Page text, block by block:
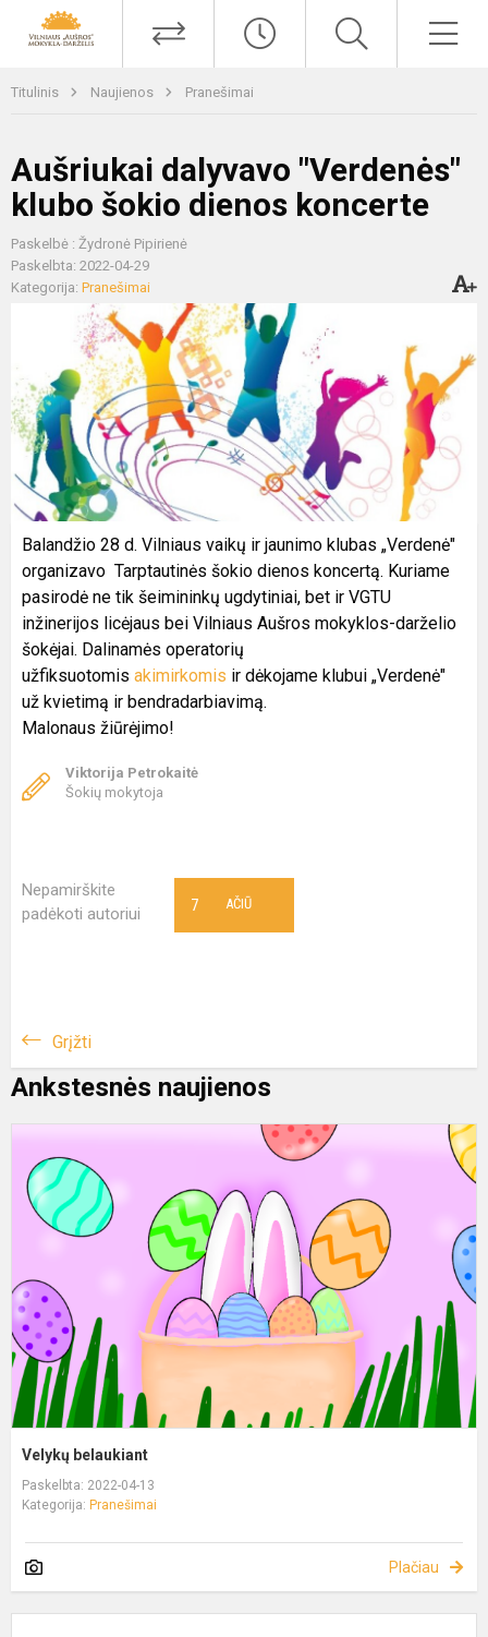
Titulinis Naujienos Pranešimai
Aušriukai dalyvavo "Verdenės"
klubo šokio dienos koncerte
Paskelbė : Žydronė Pipirienė
Paskelbta: 2022-04-29
Kategorija: Pranešimai
Balandžio 28 d. Vilniaus vaikų ir jaunimo klubas „Verdenė"
organizavo Tarptautinės šokio dienos koncertą. Kuriame
pasirodė ne tik šeimininkų ugdytiniai, bet ir VGTU
inžinerijos licėjaus bei Vilniaus Aušros mokyklos-darželio
šokėjai. Dalinamės operatorių
užfiksuotomis akimirkomis ir dėkojame klubui „Verdenė"
už kvietimą ir bendradarbiavimą.
Malonaus žiūrėjimo!
Viktorija Petrokaitė
Šokių mokytoja
Nepamirškite
padėkoti autoriui
AČIŪ
7
Grįžti
Ankstesnės naujienos
Velykų belaukiant
Paskelbta: 2022-04-13
Kategorija: Pranešimai
Plačiau